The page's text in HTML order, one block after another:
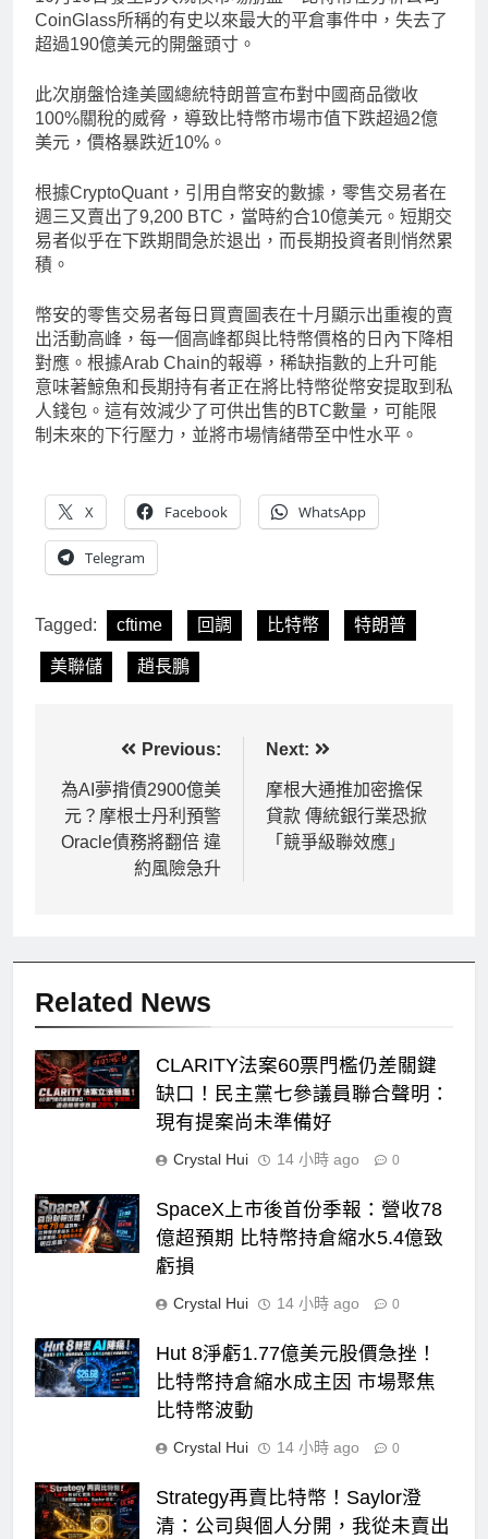
CoinGlass所稱的有史以來最大的平倉事件中，失去了
超過190億美元的開盤頭寸。
此次崩盤恰逢美國總統特朗普宣布對中國商品徵收
100%關稅的威脅，導致比特幣市場市值下跌超過2億
美元，價格暴跌近10%。
根據CryptoQuant，引用自幣安的數據，零售交易者在
週三又賣出了9,200 BTC，當時約合10億美元。短期交
易者似乎在下跌期間急於退出，而長期投資者則悄然累
積。
幣安的零售交易者每日買賣圖表在十月顯示出重複的賣
出活動高峰，每一個高峰都與比特幣價格的日內下降相
對應。根據Arab Chain的報導，稀缺指數的上升可能
意味著鯨魚和長期持有者正在將比特幣從幣安提取到私
人錢包。這有效減少了可供出售的BTC數量，可能限
制未來的下行壓力，並將市場情緒帶至中性水平。
X Facebook WhatsApp
Telegram
Tagged: cftime 回調 比特幣 特朗普
美聯儲 趙長鵬
章
導
Previous:
為AI夢揹債2900億美
元？摩根士丹利預警
Oracle債務將翻倍 違
約風險急升
Next:
摩根大通推加密擔保
貸款 傳統銀行業恐掀
「競爭級聯效應」
Related News
CLARITY法案60票門檻仍差關鍵
缺口！民主黨七參議員聯合聲明：
現有提案尚未準備好
Crystal Hui 14 小時 ago 0
SpaceX上市後首份季報：營收78
億超預期 比特幣持倉縮水5.4億致
虧損
Crystal Hui 14 小時 ago 0
Hut 8淨虧1.77億美元股價急挫！
比特幣持倉縮水成主因 市場聚焦
比特幣波動
Crystal Hui 14 小時 ago 0
Strategy再賣比特幣！Saylor澄
清：公司與個人分開，我從未賣出